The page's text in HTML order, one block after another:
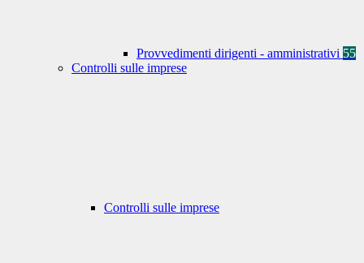
Provvedimenti dirigenti - amministrativi 55
Controlli sulle imprese
Controlli sulle imprese